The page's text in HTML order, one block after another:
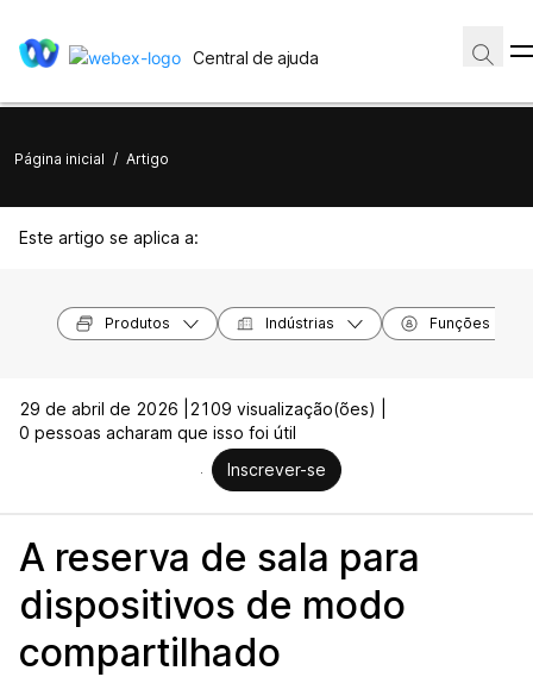
Central de ajuda
Página inicial / Artigo
Este artigo se aplica a:
Produtos Indústrias Funções
29 de abril de 2026 |
2109 visualização(ões) |
0 pessoas acharam que isso foi útil
Inscrever-se
A reserva de sala para
dispositivos de modo
compartilhado